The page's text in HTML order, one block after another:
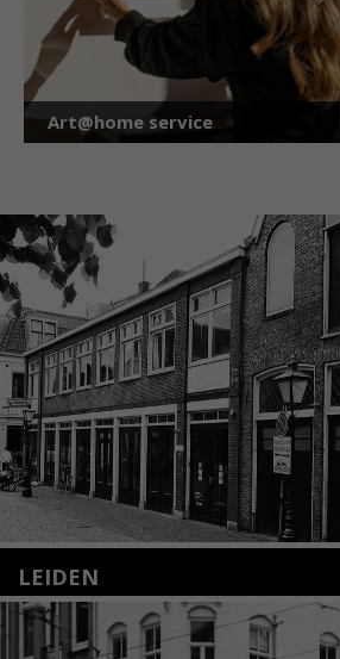
Art@home service
LEIDEN
Nieuwstraat 35
2312 KA Leiden